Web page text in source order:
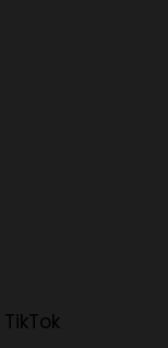
TikTok